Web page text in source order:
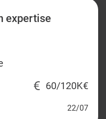
expertise
60/120K€
22/07